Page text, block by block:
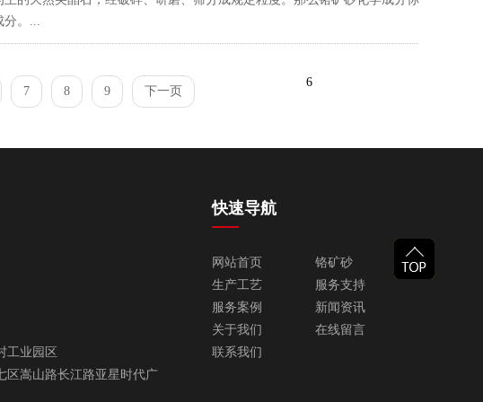
分。...
6
7 8 9 下一页
工业园区
区嵩山路长江路亚星时代广
快速导航
网站首页
铬矿砂
生产工艺
服务支持
服务案例
新闻资讯
关于我们
在线留言
联系我们